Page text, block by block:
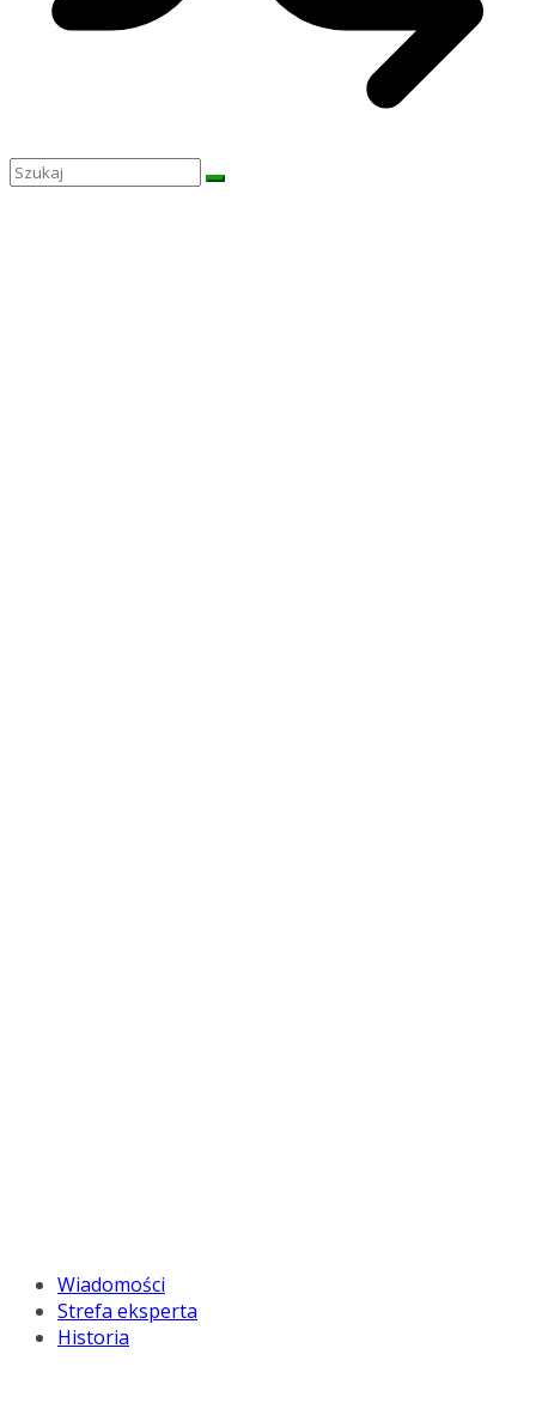
Wiadomości
Strefa eksperta
Historia